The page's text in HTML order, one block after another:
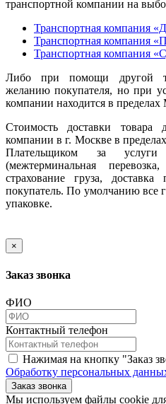
транспортной компании на
Транспортная компания
Транспортная компания
Транспортная компания
Либо при помощи другой
желанию покупателя, но при
компании находится в
Стоимость доставки товара
компании в г. Москве в
Плательщиком за услуги
(межтерминальная
страхование груза,
покупатель. По умолчанию все
упаковке.
×
Заказ звонка
ФИО
Контактный телефон
Нажимая на кнопку "Заказ
Обработку персональных
Заказ звонка
​​​​​​​Мы используем файлы cookie